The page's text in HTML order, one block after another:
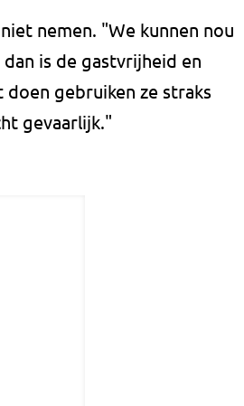
nemen. "We kunnen nou
is de gastvrijheid en
doen gebruiken ze straks
gevaarlijk."